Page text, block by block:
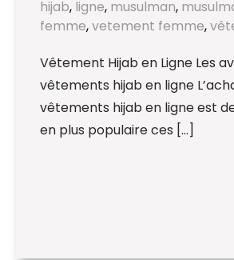
hijab, ligne, musulman,
femme,vetement femme,
Vêtement Hijab en Ligne Les
vêtements hijab en ligne
vêtements hijab en ligne est
en plus populaire ces […]